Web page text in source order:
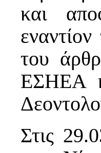
και
του
ΕΣΗΕΑ
Στις